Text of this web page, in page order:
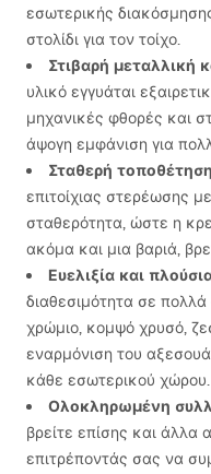
εσωτερικής
στολίδι για τον τοίχο.
Στιβαρή μεταλλική
υλικό εγγυάται
μηχανικές φθορές και
άψογη εμφάνιση για
Σταθερή
επιτοίχιας στερέωσης
σταθερότητα, ώστε η
ακόμα και μια βαριά,
Ευελιξία και
διαθεσιμότητα σε
χρώμιο, κομψό χρυσό,
εναρμόνιση του
κάθε εσωτερικού χώρου.
Ολοκληρωμένη
βρείτε επίσης και άλλα
επιτρέποντάς σας να